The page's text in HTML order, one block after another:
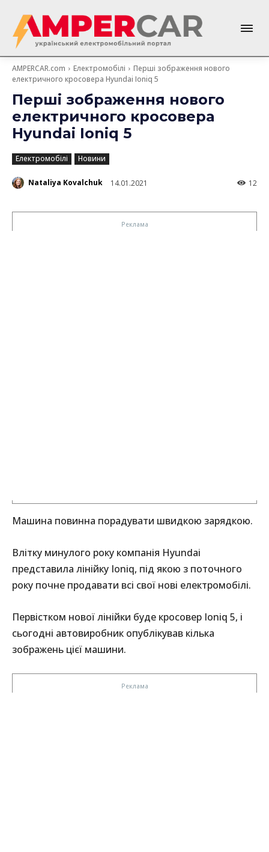
AMPERCAR.com Електромобілі
Перші зображення нового
електричного кросовера Hyundai Ioniq 5
Перші зображення нового
електричного кросовера
Hyundai Ioniq 5
Електромобілі Новини
Nataliya Kovalchuk 14.01.2021 12
Машина повинна порадувати швидкою зарядкою.
Влітку минулого року компанія Hyundai
представила лінійку Ioniq, під якою з поточного
року почне продавати всі свої нові електромобілі.
Первістком нової лінійки буде кросовер Ioniq 5, і
сьогодні автовиробник опублікував кілька
зображень цієї машини.